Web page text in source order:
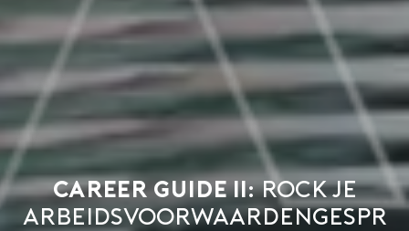
Career Guide II:rock je
arbeidsvoorwaardengespr